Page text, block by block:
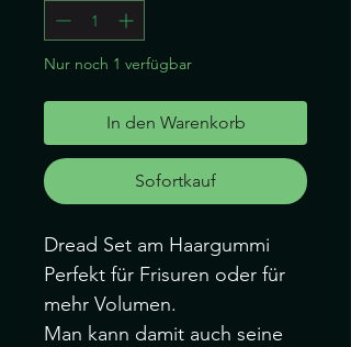
Nur noch 1 verfügbar
In den Warenkorb
Sofortkauf
Dread Set am Haargummi
Perfekt für Frisuren oder für
mehr Volumen.
Man kann damit auch seine